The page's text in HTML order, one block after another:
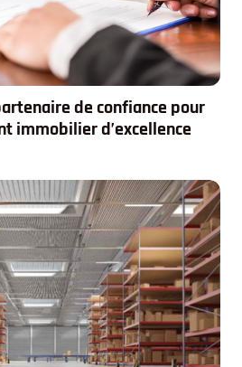
de confiance pour
immobilier d’excellence